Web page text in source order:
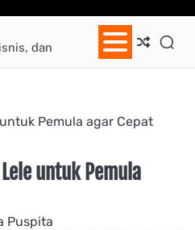
dan
Pemula agar Cepat
untuk Pemula
Puspita